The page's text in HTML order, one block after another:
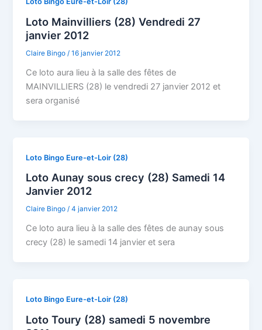
Loto Mainvilliers (28) Vendredi 27
janvier 2012
Claire Bingo/16 janvier 2012
Ce loto aura lieu à la salle des fêtes de
MAINVILLIERS (28) le vendredi 27 janvier 2012 et
sera organisé
Loto Bingo Eure-et-Loir (28)
Loto Aunay sous crecy (28) Samedi 14
Janvier 2012
Claire Bingo/4 janvier 2012
Ce loto aura lieu à la salle des fêtes de aunay sous
crecy (28) le samedi 14 janvier et sera
Loto Bingo Eure-et-Loir (28)
Loto Toury (28) samedi 5 novembre